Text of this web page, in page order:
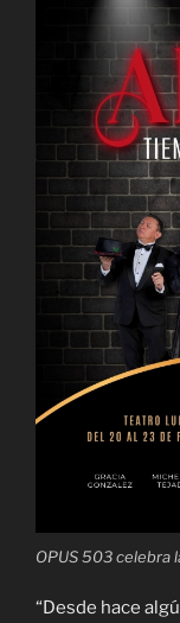
OPUS 503 celebra
“Desde hace